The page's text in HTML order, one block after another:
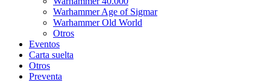
Warhammer Age of Sigmar
Warhammer Old World
Otros
Eventos
Carta suelta
Otros
Preventa